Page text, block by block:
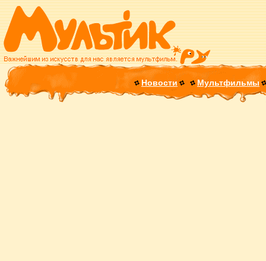
Новости Мультфильмы